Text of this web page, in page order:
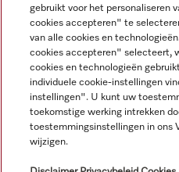
gebruikt voor het personaliseren
cookies accepteren" te
van alle cookies en
cookies accepteren" selecteert,
cookies en technologieën
individuele cookie-instellingen
instellingen". U kunt uw
toekomstige werking intrekken
toestemmingsinstellingen in ons
wijzigen.